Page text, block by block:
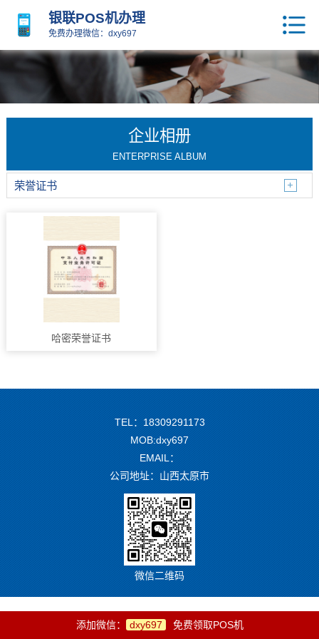
银联POS机办理
免费办理微信：dxy697
企业相册
ENTERPRISE ALBUM
荣誉证书
哈密荣誉证书
TEL：18309291173
MOB:dxy697
EMAIL：
公司地址：山西太原市
微信二维码
添加微信： dxy697 免费领取POS机